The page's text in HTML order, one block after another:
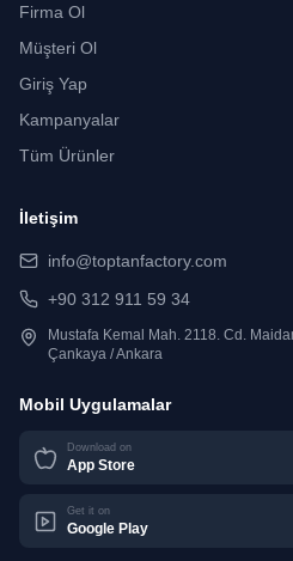
Firma Ol
Müşteri Ol
Giriş Yap
Kampanyalar
Tüm Ürünler
İletişim
info@toptanfactory.com
+90 312 911 59 34
Mustafa Kemal Mah. 2118. Cd.
Çankaya / Ankara
Mobil Uygulamalar
Download on
App Store
Get it on
Google Play